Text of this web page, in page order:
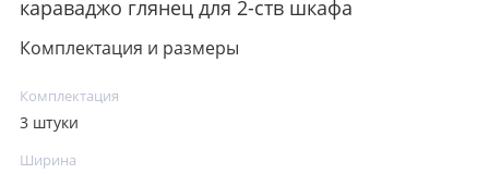
караваджо глянец для 2-ств шкафа
Комплектация и размеры
Комплектация
3 штуки
Ширина